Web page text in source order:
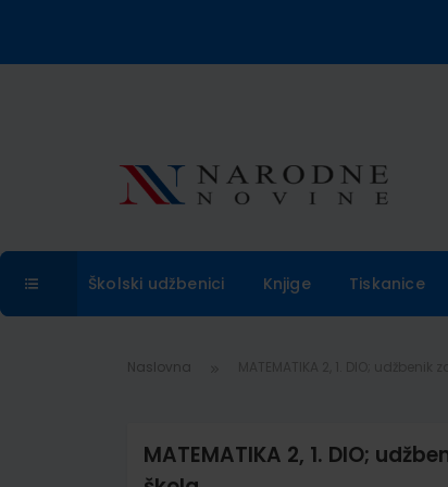
Školski udžbenici Knjige Tiskanice
Naslovna
MATEMATIKA 2, 1. DIO;